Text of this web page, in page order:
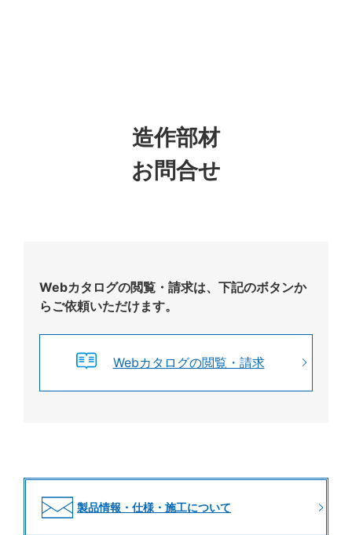
造作部材
お問合せ
Webカタログの閲覧・請求は、下記のボタンか
らご依頼いただけます。
Webカタログの閲覧・請求
製品情報・仕様・施工について